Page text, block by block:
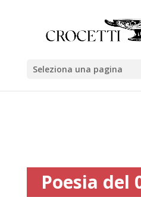
Seleziona una pagina
Poesia del